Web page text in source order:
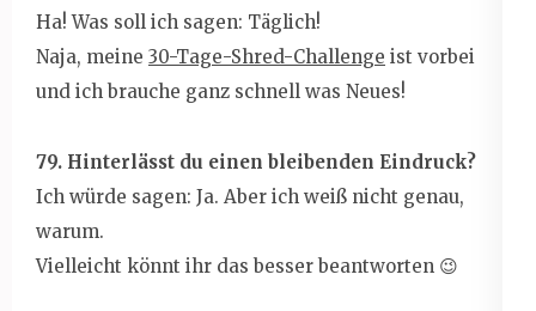
Ha! Was soll ich sagen: Täglich!
Naja, meine 30-Tage-Shred-Challenge ist vorbei
und ich brauche ganz schnell was Neues!
79. Hinterlässt du einen bleibenden Eindruck?
Ich würde sagen: Ja. Aber ich weiß nicht genau,
warum.
Vielleicht könnt ihr das besser beantworten 😉